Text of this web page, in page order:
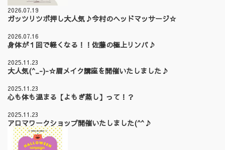
2026.07.19
ガッツリツボ押し大人気♪今村のヘッドマッサージ☆
2026.07.16
身体が１回で軽くなる！！佐藤の極上リンパ♪
2025.11.23
大人気(^_-)-☆眉メイク講座を開催いたしました♪
2025.11.23
心も体も温まる【よもぎ蒸し】って！？
2025.11.23
アロマワークショップ開催いたしました(^^♪